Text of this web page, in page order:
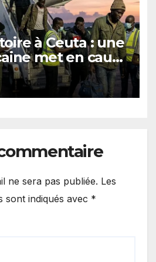
à Ceuta : une
met en cause
de Rabat
ne sera pas publiée. Les
sont indiqués avec *